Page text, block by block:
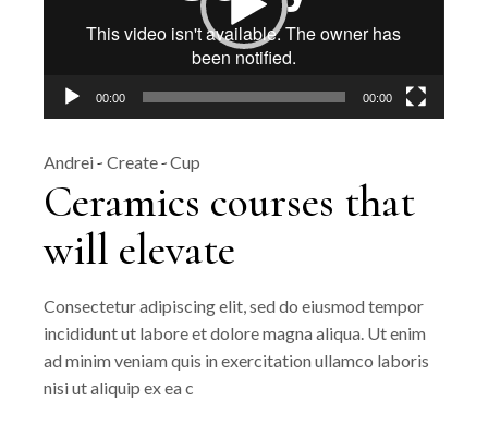
00:00 00:00
Andrei Create Cup
Ceramics courses that
will elevate
Consectetur adipiscing elit, sed do eiusmod tempor
incididunt ut labore et dolore magna aliqua. Ut enim
ad minim veniam quis in exercitation ullamco laboris
nisi ut aliquip ex ea c